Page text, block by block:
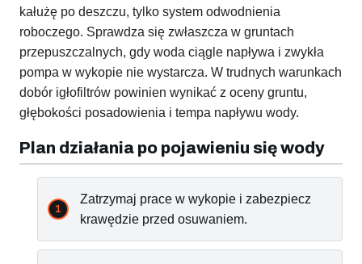
kałużę po deszczu, tylko system odwodnienia
roboczego. Sprawdza się zwłaszcza w gruntach
przepuszczalnych, gdy woda ciągle napływa i zwykła
pompa w wykopie nie wystarcza. W trudnych warunkach
dobór igłofiltrów powinien wynikać z oceny gruntu,
głębokości posadowienia i tempa napływu wody.
Plan działania po pojawieniu się wody
Zatrzymaj prace w wykopie i zabezpiecz
krawędzie przed osuwaniem.